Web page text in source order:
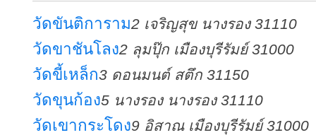
วัดขันติการาม2 เจริญสุข นางรอง 31110
วัดขาชันโลง2 ลุมปุ๊ก เมืองบุรีรัมย์ 31000
วัดขี้เหล็ก3 ดอนมนต์ สตึก 31150
วัดขุนก้อง5 นางรอง นางรอง 31110
วัดเขากระโดง9 อิสาณ เมืองบุรีรัมย์ 31000